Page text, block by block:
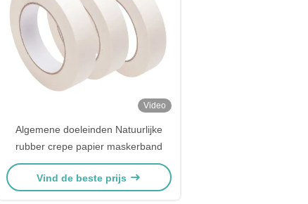
Video
Algemene doeleinden Natuurlijke
rubber crepe papier maskerband
Vind de beste prijs